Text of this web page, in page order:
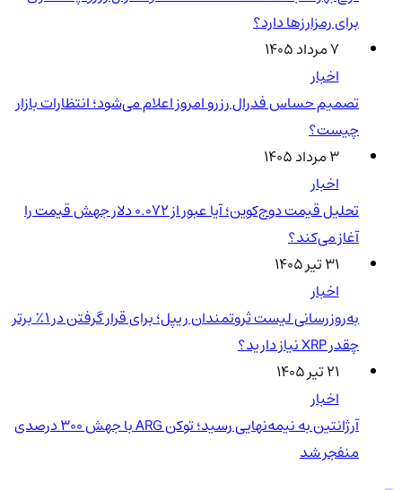
برای رمزارزها دارد؟
۷ مرداد ۱۴۰۵
اخبار
تصمیم حساس فدرال رزرو امروز اعلام می‌شود؛ انتظارات بازار
چیست؟
۳ مرداد ۱۴۰۵
اخبار
تحلیل قیمت دوج‌کوین؛ آیا عبور از ۰.۰۷۲ دلار جهش قیمت را
آغاز می‌کند؟
۳۱ تیر ۱۴۰۵
اخبار
به‌روزرسانی لیست ثروتمندان ریپل؛ برای قرار گرفتن در ۱٪ برتر
چقدر XRP نیاز دارید؟
۲۱ تیر ۱۴۰۵
اخبار
آرژانتین به نیمه‌نهایی رسید؛ توکن ARG با جهش ۳۰۰ درصدی
منفجر شد